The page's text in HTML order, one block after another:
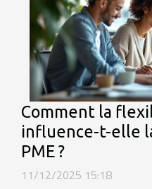
Comment la
influence-t-elle
PME ?
11/12/2025 15:18